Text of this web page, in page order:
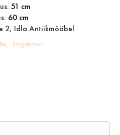
51 cm
60 cm
2, Idla Antiikmööbel
langebraun